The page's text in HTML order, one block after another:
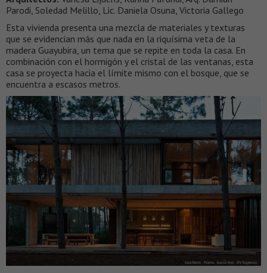
Parodi, Soledad Melillo, Lic. Daniela Osuna, Victoria Gallego
Esta vivienda presenta una mezcla de materiales y texturas
que se evidencian más que nada en la riquísima veta de la
madera Guayubira, un tema que se repite en toda la casa. En
combinación con el hormigón y el cristal de las ventanas, esta
casa se proyecta hacia el límite mismo con el bosque, que se
encuentra a escasos metros.